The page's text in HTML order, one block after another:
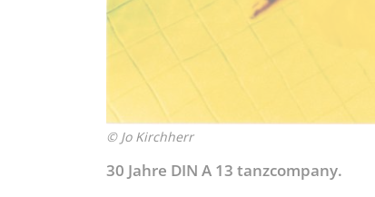
© Jo Kirchherr
30 Jahre DIN A 13 tanzcompany.